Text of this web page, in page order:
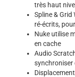
très haut
Spline &
ré-écrits,
Nuke utilise
en cache
Audio
synchroniser